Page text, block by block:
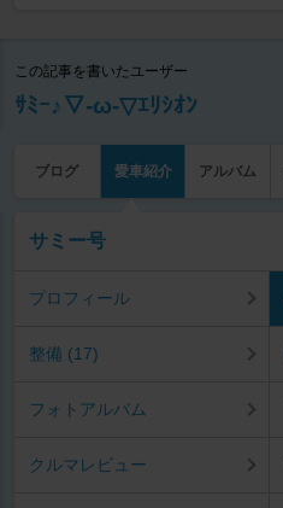
この記事を書いたユーザー
ｻﾐｰ♪▽-ω-▽ｴﾘｼｵﾝ
ブログ 愛車紹介 アルバム
サミー号
プロフィール
整備 (17)
フォトアルバム
クルマレビュー